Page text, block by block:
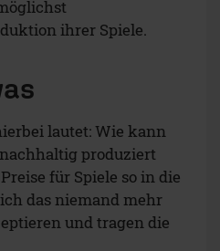
und tragen die
Ideen zum
werden
Klebepunkte zum
erst durchsetzen
mittlerweile auf eine
Spiels verzichtet